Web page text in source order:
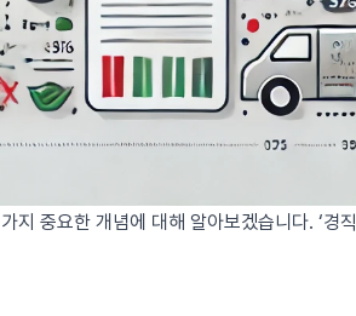
지 중요한 개념에 대해 알아보겠습니다. ‘경직